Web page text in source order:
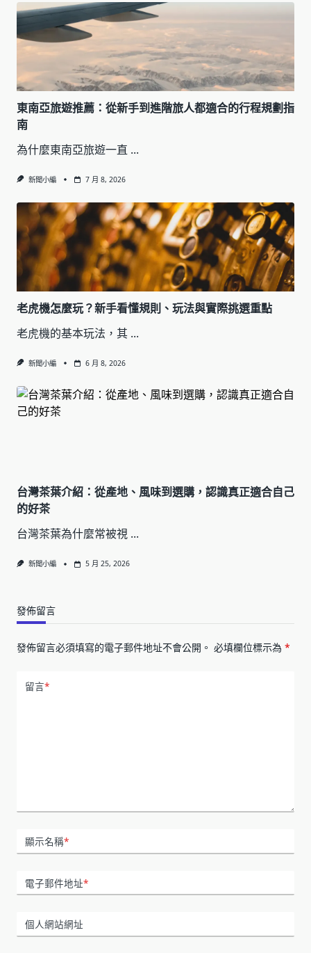
東南亞旅遊推薦：從新手到進階旅人都適合的行程規劃指
南
為什麼東南亞旅遊一直 ...
新聞小編 7 月 8, 2026
老虎機怎麼玩？新手看懂規則、玩法與實際挑選重點
老虎機的基本玩法，其 ...
新聞小編 6 月 8, 2026
台灣茶葉介紹：從產地、風味到選購，認識真正適合自己
的好茶
台灣茶葉為什麼常被視 ...
新聞小編 5 月 25, 2026
發佈留言
發佈留言必須填寫的電子郵件地址不會公開。 必填欄位標示為 *
留言*
顯示名稱*
電子郵件地址*
個人網站網址